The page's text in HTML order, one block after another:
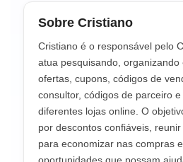
Sobre Cristiano
Cristiano é o responsável pelo
atua pesquisando, organizando
ofertas, cupons, códigos de
consultor, códigos de parceiro
diferentes lojas online. O
por descontos confiáveis,
para economizar nas compras
oportunidades que possam